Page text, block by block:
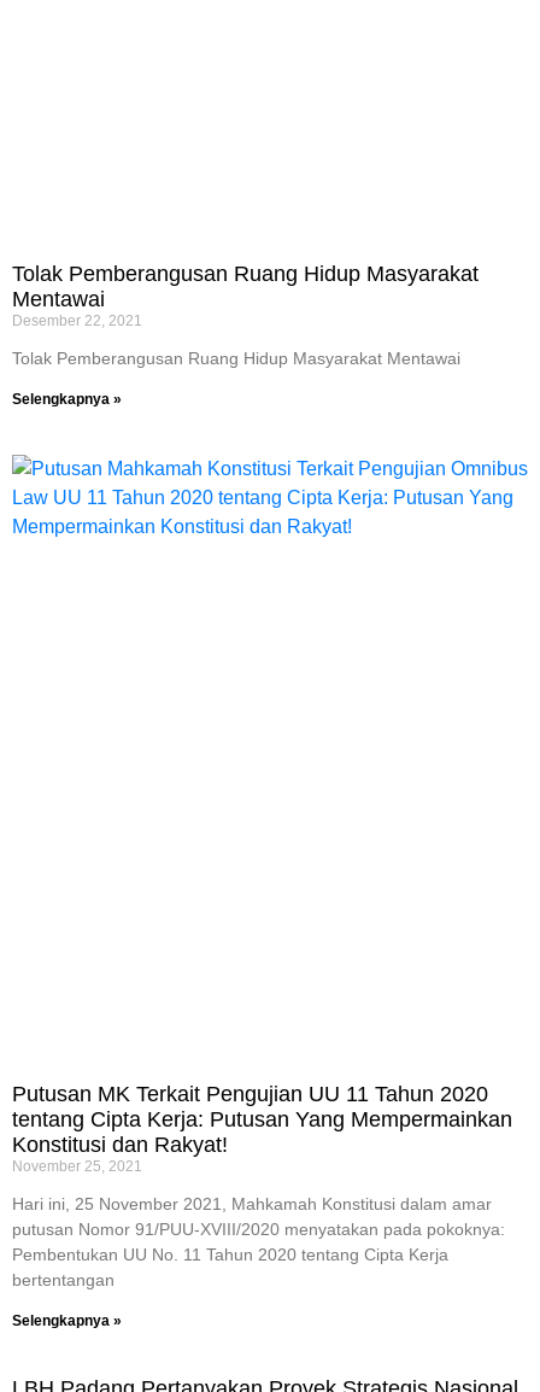
Tolak Pemberangusan Ruang Hidup Masyarakat
Mentawai
Desember 22, 2021
Tolak Pemberangusan Ruang Hidup Masyarakat Mentawai
Selengkapnya »
Putusan MK Terkait Pengujian UU 11 Tahun 2020
tentang Cipta Kerja: Putusan Yang Mempermainkan
Konstitusi dan Rakyat!
November 25, 2021
Hari ini, 25 November 2021, Mahkamah Konstitusi dalam amar
putusan Nomor 91/PUU-XVIII/2020 menyatakan pada pokoknya:
Pembentukan UU No. 11 Tahun 2020 tentang Cipta Kerja
bertentangan
Selengkapnya »